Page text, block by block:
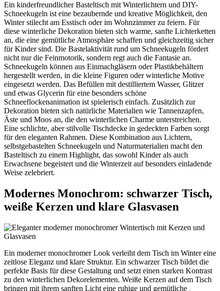
Ein kinderfreundlicher Basteltisch mit Winterlichtern und DIY-
Schneekugeln ist eine bezaubernde und kreative Möglichkeit, den
Winter stilecht am Esstisch oder im Wohnzimmer zu feiern. Für
diese winterliche Dekoration bieten sich warme, sanfte Lichterketten
an, die eine gemütliche Atmosphäre schaffen und gleichzeitig sicher
für Kinder sind. Die Bastelaktivität rund um Schneekugeln fördert
nicht nur die Feinmotorik, sondern regt auch die Fantasie an.
Schneekugeln können aus Einmachgläsern oder Plastikbehältern
hergestellt werden, in die kleine Figuren oder winterliche Motive
eingesetzt werden. Das Befüllen mit destilliertem Wasser, Glitzer
und etwas Glycerin für eine besonders schöne
Schneeflockenanimation ist spielerisch einfach. Zusätzlich zur
Dekoration bieten sich natürliche Materialien wie Tannenzapfen,
Äste und Moos an, die den winterlichen Charme unterstreichen.
Eine schlichte, aber stilvolle Tischdecke in gedeckten Farben sorgt
für den eleganten Rahmen. Diese Kombination aus Lichtern,
selbstgebastelten Schneekugeln und Naturmaterialien macht den
Basteltisch zu einem Highlight, das sowohl Kinder als auch
Erwachsene begeistert und die Winterzeit auf besonders einladende
Weise zelebriert.
Modernes Monochrom: schwarzer Tisch,
weiße Kerzen und klare Glasvasen
Ein moderner monochromer Look verleiht dem Tisch im Winter eine
zeitlose Eleganz und klare Struktur. Ein schwarzer Tisch bildet die
perfekte Basis für diese Gestaltung und setzt einen starken Kontrast
zu den winterlichen Dekorelementen. Weiße Kerzen auf dem Tisch
bringen mit ihrem sanften Licht eine ruhige und gemütliche